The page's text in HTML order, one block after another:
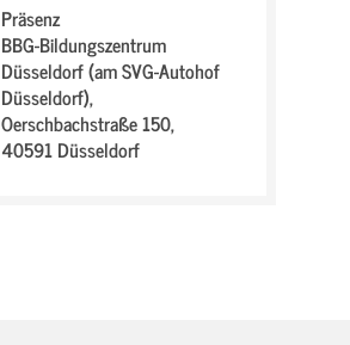
Präsenz
BBG-Bildungszentrum
Düsseldorf (am SVG-Autohof
Düsseldorf),
Oerschbachstraße 150,
40591 Düsseldorf